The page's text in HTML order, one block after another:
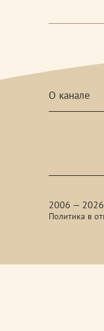
О канале
2006 —
Политика в